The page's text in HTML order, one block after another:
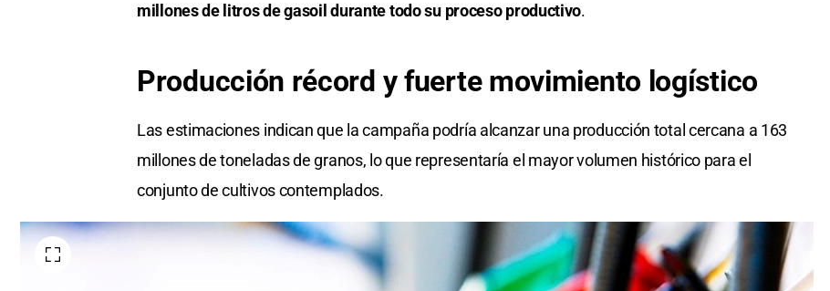
millones de litros de gasoil durante todo su proceso productivo.
Producción récord y fuerte movimiento logístico
Las estimaciones indican que la campaña podría alcanzar una producción total cercana a 163
millones de toneladas de granos, lo que representaría el mayor volumen histórico para el
conjunto de cultivos contemplados.